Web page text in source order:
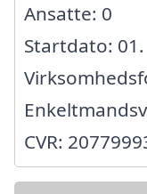
Ansatte: 0
Startdato:
CVR: